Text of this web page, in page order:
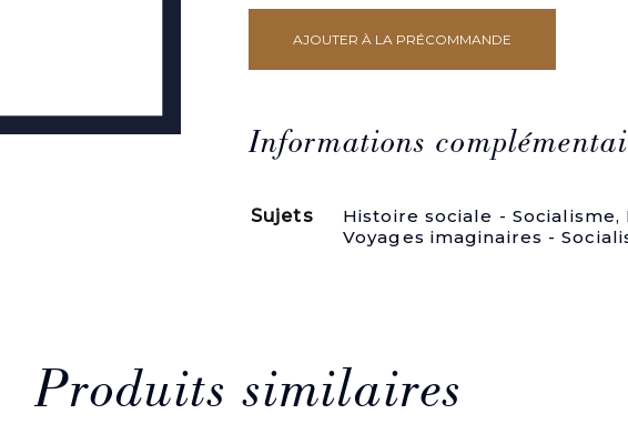
quantité
de
du
socialisme
Leroux
AJOUTER À LA PRÉCOMMANDE
Informations
Sujets Histoire sociale - Socialisme,
Voyages imaginaires -
Produits similaires